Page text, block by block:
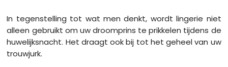
In tegenstelling tot wat men denkt, wordt lingerie niet
alleen gebruikt om uw droomprins te prikkelen tijdens de
huwelijksnacht. Het draagt ook bij tot het geheel van uw
trouwjurk.